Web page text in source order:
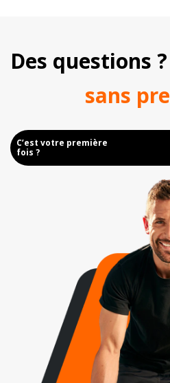
Des questions ?
sans
C’est votre première
fois ?